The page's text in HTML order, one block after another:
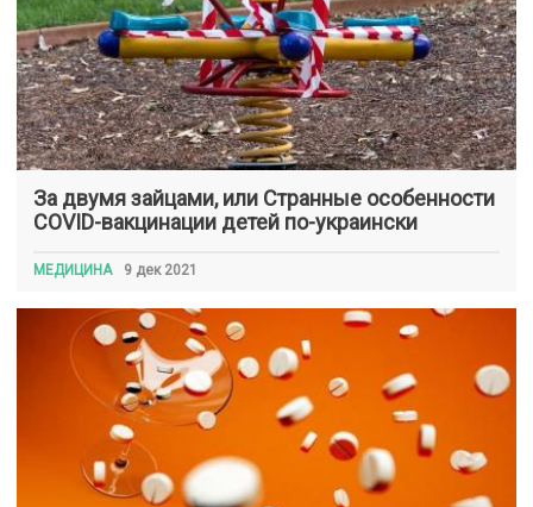
За двумя зайцами, или Странные особенности
COVID-вакцинации детей по-украински
МЕДИЦИНА 9 дек 2021